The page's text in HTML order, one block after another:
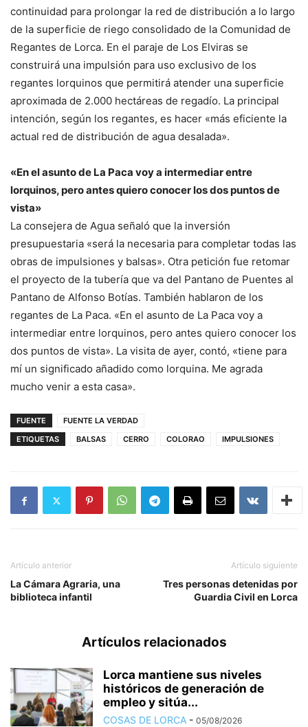
continuidad para prolongar la red de distribución a lo largo
de la superficie de riego consolidado de la Comunidad de
Regantes de Lorca. En el paraje de Los Elviras se
construirá una impulsión para uso exclusivo de los
regantes lorquinos que permitirá atender una superficie
aproximada de 2.000 hectáreas de regadío. La principal
intención, según los regantes, es hacer «más eficiente la
actual red de distribución de agua desalada».
«En el asunto de La Paca voy a intermediar entre
lorquinos, pero antes quiero conocer los dos puntos de
vista»
La consejera de Agua señaló que la inversión
presupuestaria «será la necesaria para completar todas las
obras de impulsiones y balsas». Otra petición fue retomar
el proyecto de la tubería que va del Pantano de Puentes al
Pantano de Alfonso Botías. También hablaron de los
regantes de La Paca. «En el asunto de La Paca voy a
intermediar entre lorquinos, pero antes quiero conocer los
dos puntos de vista». La visita de ayer, contó, «tiene para
mí un significado añadido como lorquina. Me agrada
mucho venir a esta casa».
FUENTE
FUENTE LA VERDAD
ETIQUETAS
BALSAS CERRO COLORAO IMPULSIONES
Artículo anterior
La Cámara Agraria, una
biblioteca infantil
Artículo siguiente
Tres personas detenidas por
Guardia Civil en Lorca
Artículos relacionados
Lorca mantiene sus niveles
históricos de generación de
empleo y sitúa...
COSAS DE LORCA - 05/08/2026